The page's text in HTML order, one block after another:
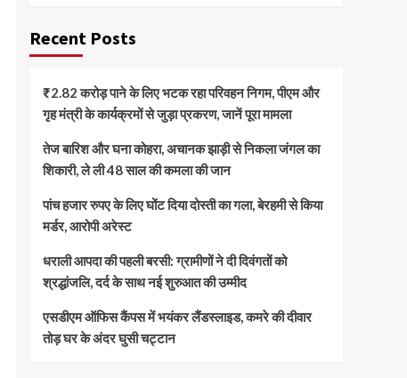
Recent Posts
₹2.82 करोड़ पाने के लिए भटक रहा परिवहन निगम, पीएम और
गृह मंत्री के कार्यक्रमों से जुड़ा प्रकरण, जानें पूरा मामला
तेज बारिश और घना कोहरा, अचानक झाड़ी से निकला जंगल का
शिकारी, ले ली 48 साल की कमला की जान
पांच हजार रुपए के लिए घोंट दिया दोस्ती का गला, बेरहमी से किया
मर्डर, आरोपी अरेस्ट
धराली आपदा की पहली बरसी: ग्रामीणों ने दी दिवंगतों को
श्रद्धांजलि, दर्द के साथ नई शुरुआत की उम्मीद
एसडीएम ऑफिस कैंपस में भयंकर लैंडस्लाइड, कमरे की दीवार
तोड़ घर के अंदर घुसी चट्टान